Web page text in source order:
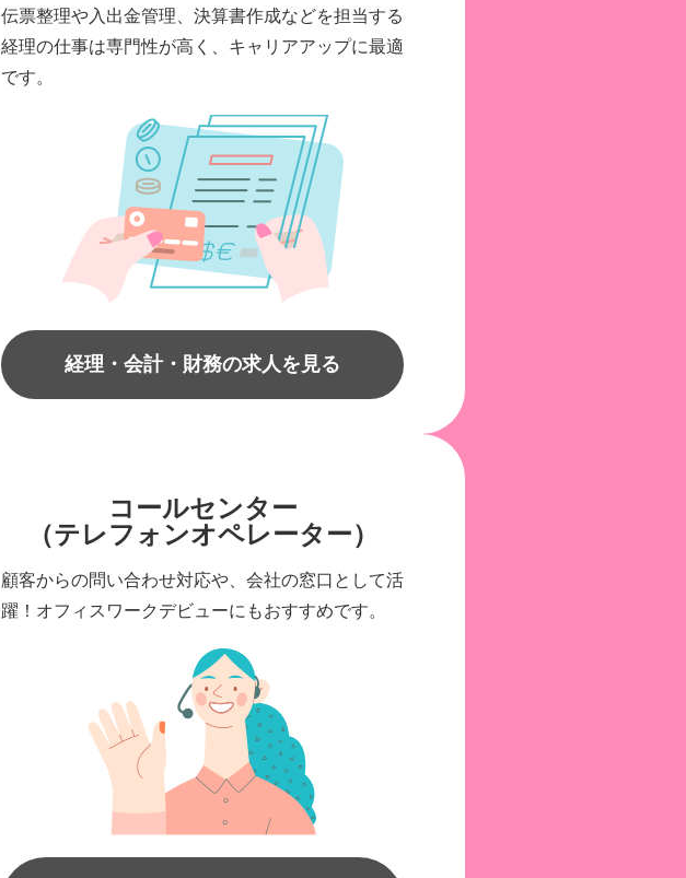
伝票整理や入出金管理、決算書作成などを担当する
経理の仕事は専門性が高く、キャリアアップに最適
です。
経理・会計・財務の求人を見る
コールセンター
（テレフォンオペレーター）
顧客からの問い合わせ対応や、会社の窓口として活
躍！オフィスワークデビューにもおすすめです。